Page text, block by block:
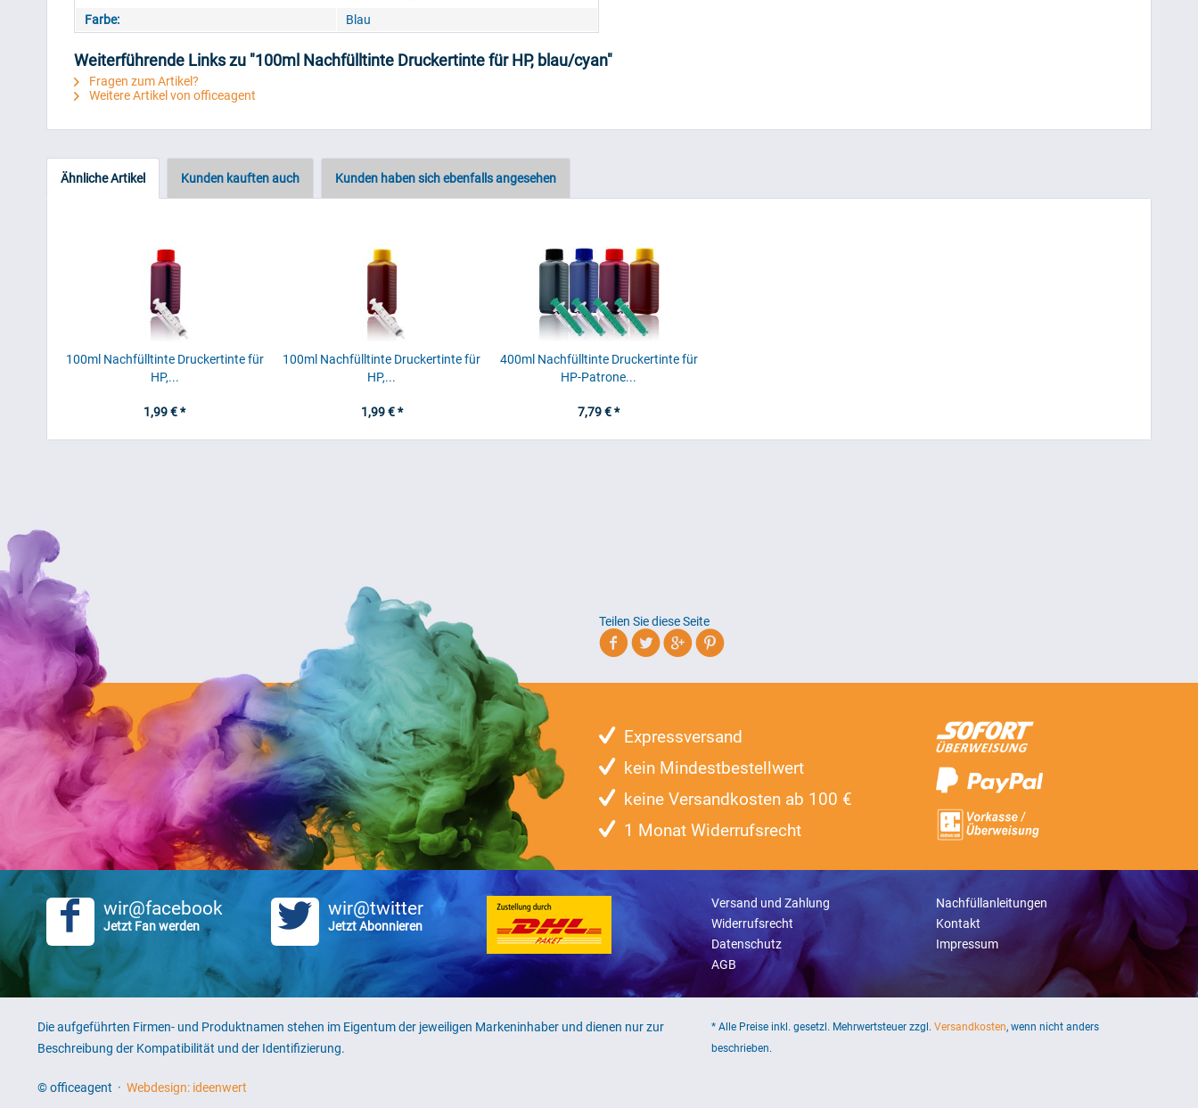
Farbe:
Blau
Weiterführende Links zu "100ml Nachfülltinte Druckertinte für HP, blau/cyan"
Fragen zum Artikel?
Weitere Artikel von officeagent
Ähnliche Artikel Kunden kauften auch Kunden haben sich ebenfalls angesehen
100ml Nachfülltinte Druckertinte für
HP,...
1,99 € *
100ml Nachfülltinte Druckertinte für
HP,...
1,99 € *
400ml Nachfülltinte Druckertinte für
HP-Patrone...
7,79 € *
Teilen Sie diese Seite
Expressversand
kein Mindestbestellwert
keine Versandkosten ab 100 €
1 Monat Widerrufsrecht
wir@facebook
Jetzt Fan werden
wir@twitter
Jetzt Abonnieren
Versand und Zahlung
Widerrufsrecht
Datenschutz
AGB
Nachfüllanleitungen
Kontakt
Impressum
Die aufgeführten Firmen- und Produktnamen stehen im Eigentum der jeweiligen Markeninhaber und dienen nur zur
Beschreibung der Kompatibilität und der Identifizierung.
© officeagent · Webdesign: ideenwert
* Alle Preise inkl. gesetzl. Mehrwertsteuer zzgl. Versandkosten, wenn nicht anders
beschrieben.